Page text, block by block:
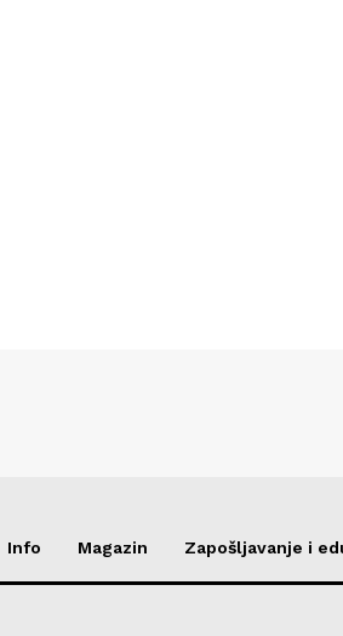
Info Magazin Zapošljavanje i